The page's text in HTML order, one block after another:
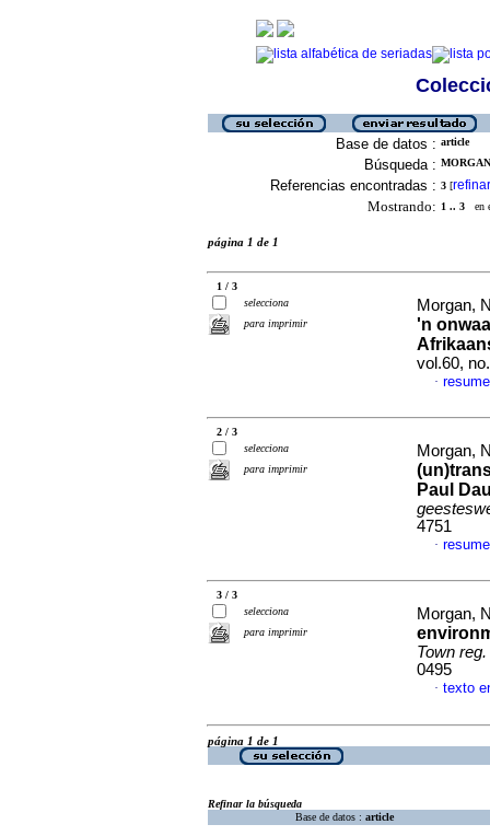
Base de datos : article
Búsqueda :
Referencias encontradas : 3 [refinar
Mostrando: 1 .. 3 en
página 1 de 1
1 / 3
selecciona
para imprimir
Morgan,
'n
vol.60,
·
2 / 3
selecciona
para imprimir
Morgan,
Paul
4751
·
3 / 3
selecciona
para imprimir
Morgan,
Town
0495
· texto
página 1 de 1
Refinar la búsqueda
Base de datos : article